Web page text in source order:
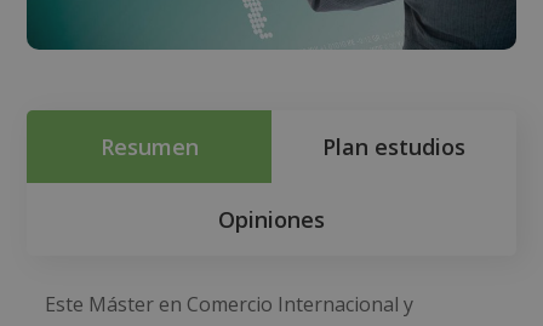
Resumen Plan estudios
Opiniones
Este Máster en Comercio Internacional y